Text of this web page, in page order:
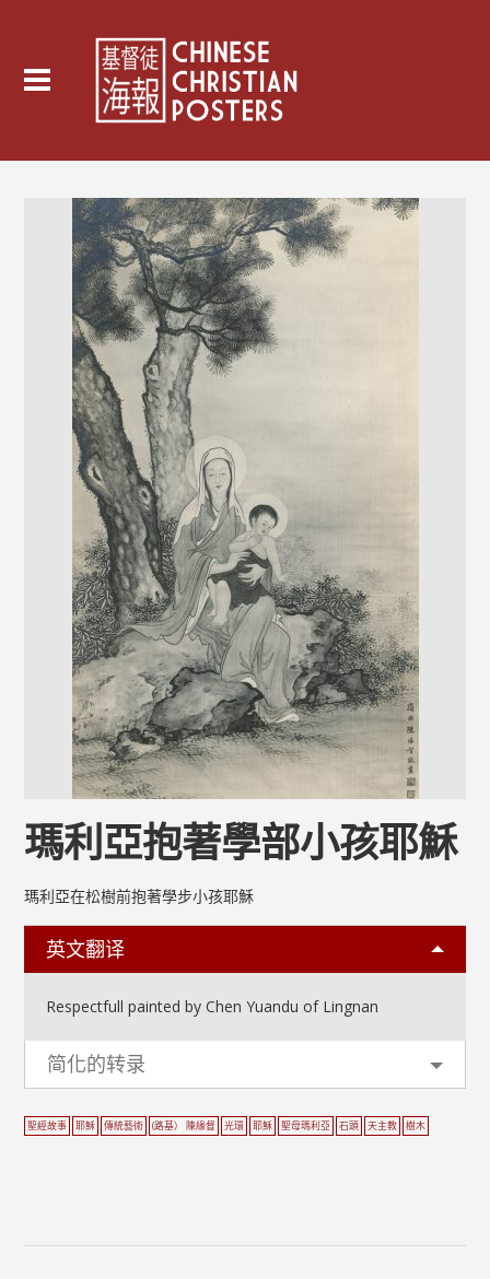
瑪利亞抱著學部小孩耶穌
瑪利亞在松樹前抱著學步小孩耶穌
英文翻译
Respectfull painted by Chen Yuandu of Lingnan
简化的转录
聖經故事 耶穌 傳統藝術 (路基） 陳緣督 光環 耶穌 聖母瑪利亞 石頭 天主教 樹木